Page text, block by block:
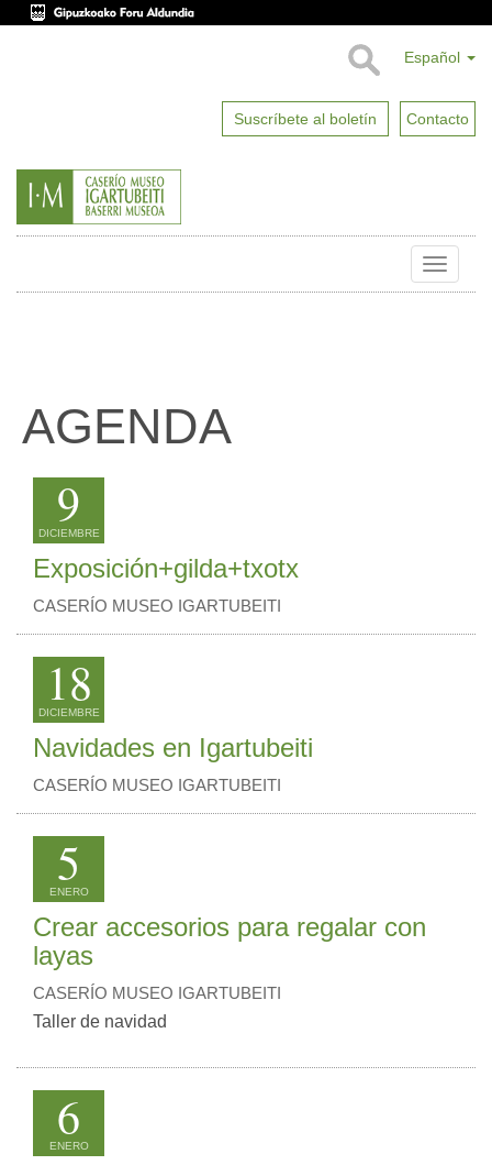
Español
Suscríbete al boletín Contacto
Toggle
AGENDA
9
DICIEMBRE
Exposición+gilda+txotx
CASERÍO MUSEO IGARTUBEITI
18
DICIEMBRE
Navidades en Igartubeiti
CASERÍO MUSEO IGARTUBEITI
5
ENERO
Crear accesorios para regalar con
layas
CASERÍO MUSEO IGARTUBEITI
Taller de navidad
6
ENERO